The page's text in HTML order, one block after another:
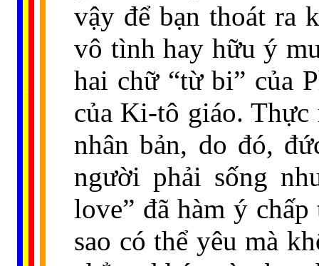
.
vậy để bạn thoát ra
vô tình hay hữu ý
hai chữ “từ bi” của
của Ki-tô giáo. Thực
nhân bản, do đó,
người phải sống
love” đã hàm ý
sao có thể yêu mà